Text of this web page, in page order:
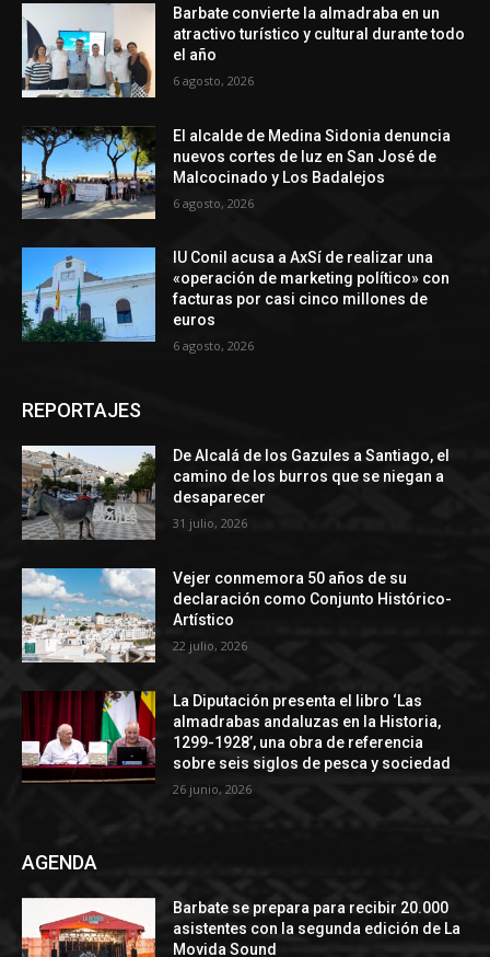
Barbate convierte la almadraba en un
atractivo turístico y cultural durante todo
el año
6 agosto, 2026
El alcalde de Medina Sidonia denuncia
nuevos cortes de luz en San José de
Malcocinado y Los Badalejos
6 agosto, 2026
IU Conil acusa a AxSí de realizar una
«operación de marketing político» con
facturas por casi cinco millones de
euros
6 agosto, 2026
REPORTAJES
De Alcalá de los Gazules a Santiago, el
camino de los burros que se niegan a
desaparecer
31 julio, 2026
Vejer conmemora 50 años de su
declaración como Conjunto Histórico-
Artístico
22 julio, 2026
La Diputación presenta el libro ‘Las
almadrabas andaluzas en la Historia,
1299-1928’, una obra de referencia
sobre seis siglos de pesca y sociedad
26 junio, 2026
AGENDA
Barbate se prepara para recibir 20.000
asistentes con la segunda edición de La
Movida Sound